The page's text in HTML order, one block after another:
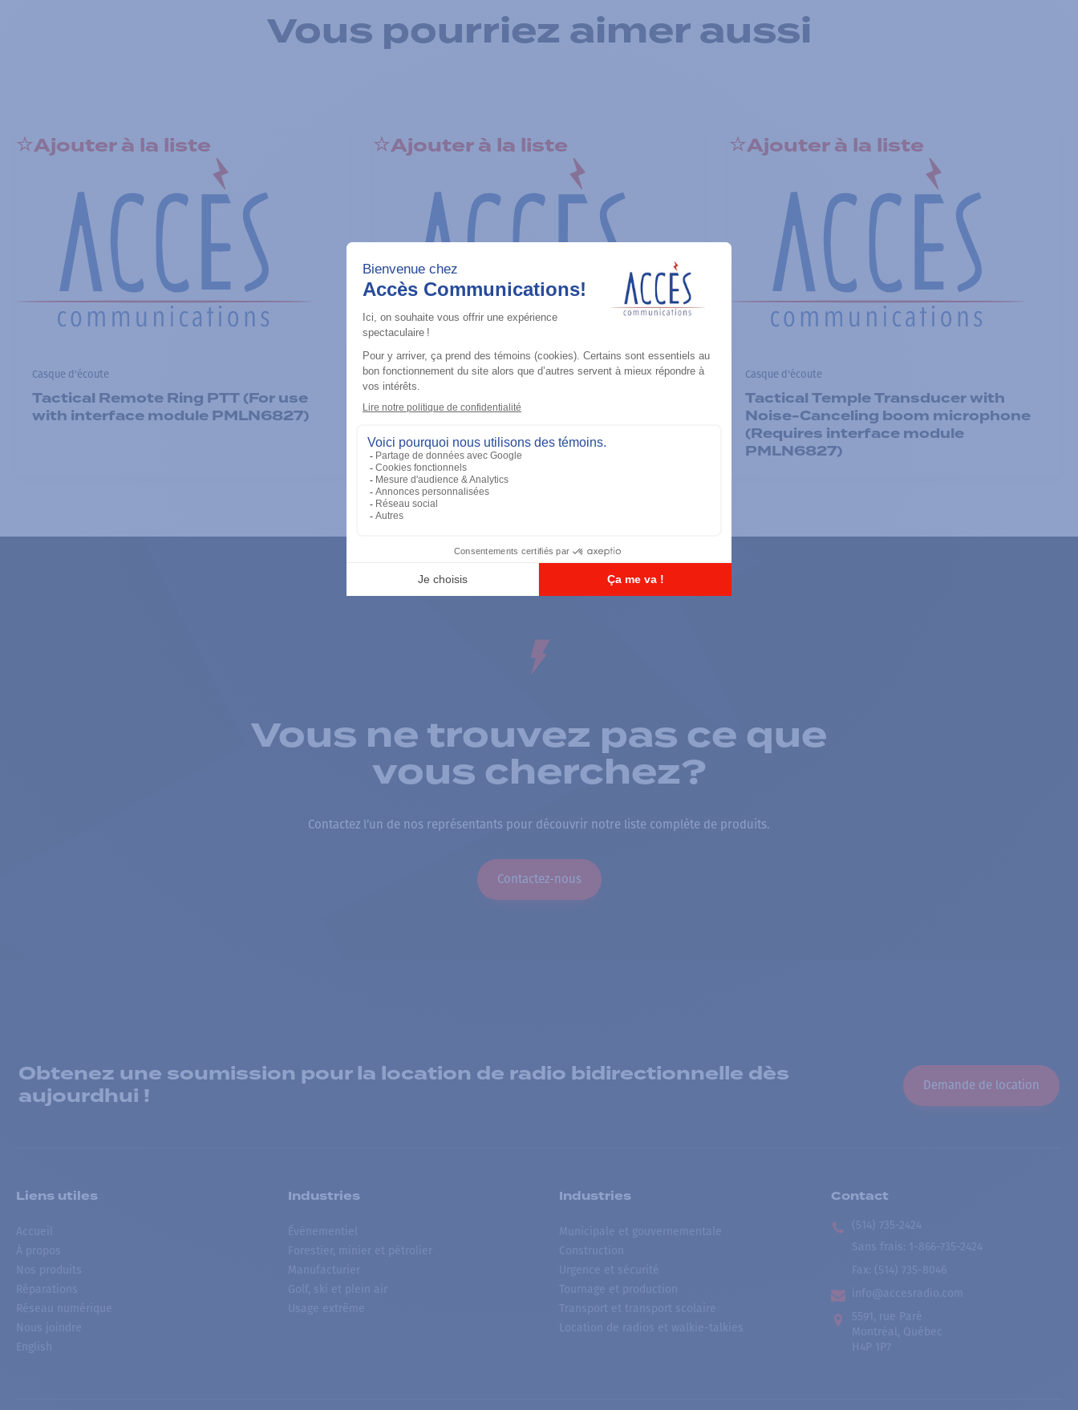
Vous pourriez aimer aussi
Ajouter à la liste
Casque d'écoute
Tactical Remote Ring PTT (For use
with interface module PMLN6827)
Ajouter à la liste
Casque d'écoute
Tactical Remote Body PTT (For use
with interface module PMLN6827)
Ajouter à la liste
Casque d'écoute
Tactical Temple Transducer with
Noise-Canceling boom microphone
(Requires interface module
PMLN6827)
Vous ne trouvez pas ce que
vous cherchez?
Contactez l’un de nos représentants pour découvrir notre liste complète de produits.
Contactez-nous
Obtenez une soumission pour la location de radio bidirectionnelle dès
aujourdhui !
Demande de location
Liens utiles
Accueil
À propos
Nos produits
Réparations
Réseau numérique
Nous joindre
English
Industries
Événementiel
Forestier, minier et pétrolier
Manufacturier
Golf, ski et plein air
Usage extrême
Industries
Municipale et gouvernementale
Construction
Urgence et sécurité
Tournage et production
Transport et transport scolaire
Location de radios et walkie-talkies
Contact
(514) 735-2424
Sans frais
1-866-735-2424
Fax: (514) 735-8046
info@accesradio.com
5591, rue Paré
Montréal, Québec
H4P 1P7